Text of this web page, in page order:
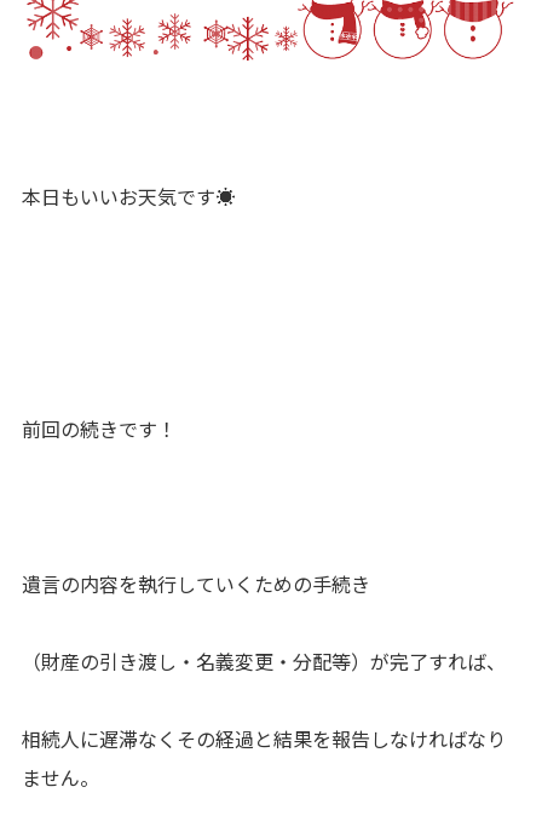
本日もいいお天気です☀
前回の続きです！
遺言の内容を執行していくための手続き
（財産の引き渡し・名義変更・分配等）が完了すれば、
相続人に遅滞なくその経過と結果を報告しなければなり
ません。